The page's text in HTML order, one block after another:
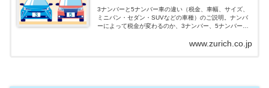
3ナンバーと5ナンバー車の違い（税金、車幅、サイズ、
ミニバン・セダン・SUVなどの車種）のご説明。ナンバ
ーによって税金が変わるのか、3ナンバー、5ナンバーと
www.zurich.co.jp